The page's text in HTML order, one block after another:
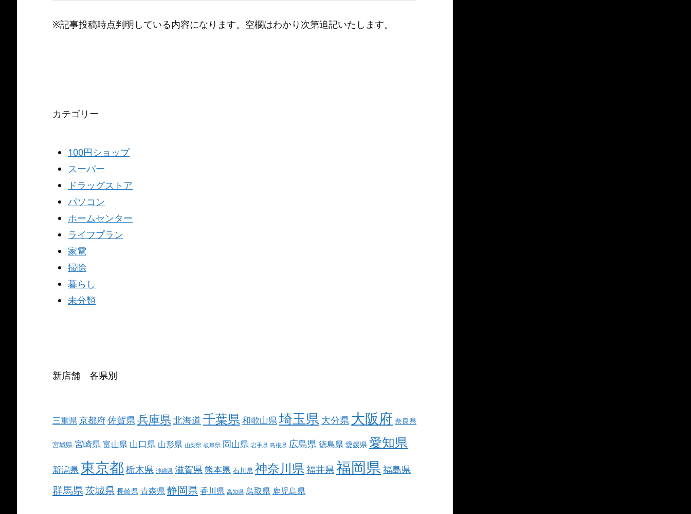
※記事投稿時点判明している内容になります。空欄はわかり次第追記いたします。
カテゴリー
100円ショップ
スーパー
ドラッグストア
パソコン
ホームセンター
ライフプラン
家電
掃除
暮らし
未分類
新店舗 各県別
三重県京都府佐賀県 兵庫県北海道 千葉県 和歌山県 埼玉県 大分県 大阪府 奈良県
宮城県 宮崎県 富山県 山口県 山形県 山梨県 岐阜県 岡山県 岩手県 島根県 広島県 徳島県 愛媛県 愛知県
新潟県 東京都 栃木県 沖縄県 滋賀県 熊本県 石川県 神奈川県 福井県 福岡県福島県
群馬県茨城県 長崎県 青森県静岡県 香川県 高知県 鳥取県 鹿児島県